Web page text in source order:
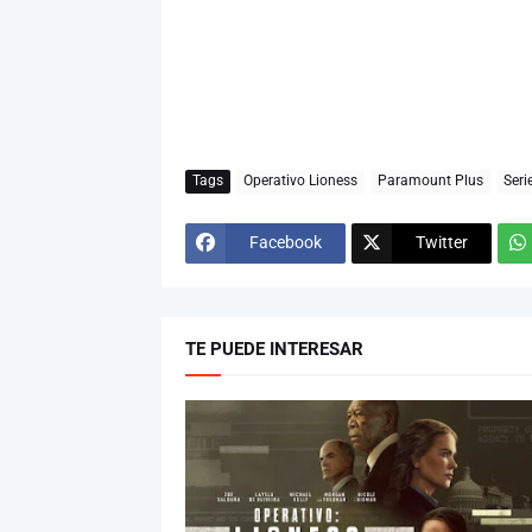
Tags Operativo Lioness Paramount Plus
Facebook Twitter
TE PUEDE INTERESAR